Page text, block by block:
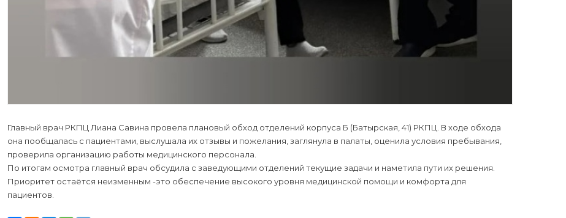
Главный врач РКПЦ Лиана Савина провела плановый обход отделений корпуса Б (Батырская, 41) РКПЦ. В ходе обхода
она пообщалась с пациентами, выслушала их отзывы и пожелания, заглянула в палаты, оценила условия пребывания,
проверила организацию работы медицинского персонала.
По итогам осмотра главный врач обсудила с заведующими отделений текущие задачи и наметила пути их решения.
Приоритет остаётся неизменным -это обеспечение высокого уровня медицинской помощи и комфорта для
пациентов.